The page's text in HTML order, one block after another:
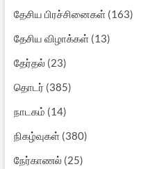
தேசிய பிரச்சினைகள்(163)
தேசிய விழாக்கள்(13)
தேர்தல்(23)
தொடர் (385)
நாடகம் (14)
நிகழ்வுகள்(380)
நேர்காணல்(25)